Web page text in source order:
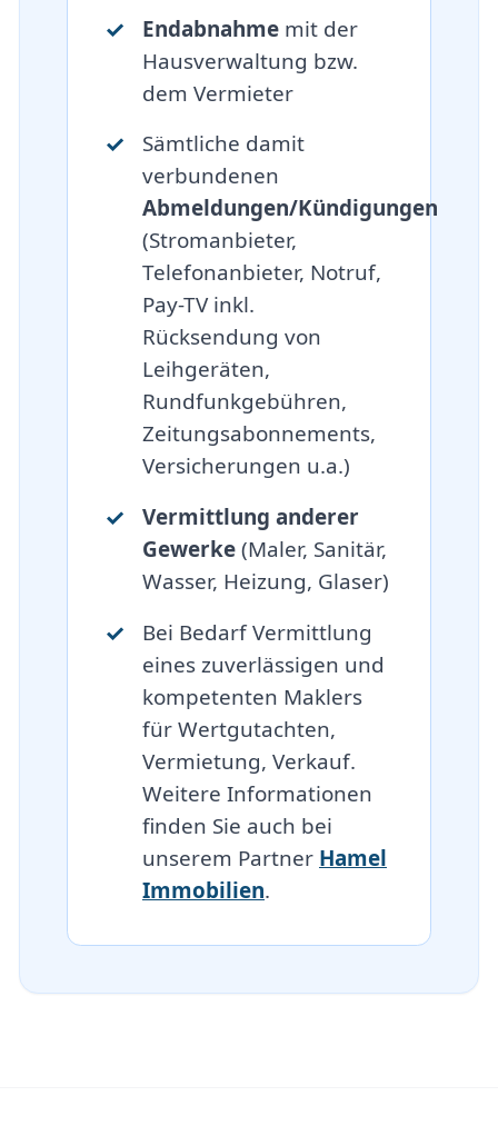
Endabnahmemit der
Hausverwaltung bzw.
dem Vermieter
Sämtliche damit
verbundenen
Abmeldungen/Kündigungen
(Stromanbieter,
Telefonanbieter, Notruf,
Pay-TV inkl.
Rücksendung von
Leihgeräten,
Rundfunkgebühren,
Zeitungsabonnements,
Versicherungen u.a.)
Vermittlung anderer
Gewerke(Maler, Sanitär,
Wasser, Heizung, Glaser)
Bei Bedarf Vermittlung
eines zuverlässigen und
kompetenten Maklers
für Wertgutachten,
Vermietung, Verkauf.
Weitere Informationen
finden Sie auch bei
unserem Partner Hamel
Immobilien.